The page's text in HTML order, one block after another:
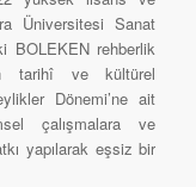
Üniversitesi Sanat
BOLEKEN rehberlik
tarihî ve kültürel
Dönemi’ne ait
çalışmalara ve
yapılarak eşsiz bir